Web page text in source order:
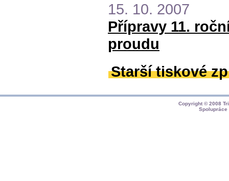
15. 10. 2007
Přípravy 11.
proudu
Starší tiskové
Copyright © 2008